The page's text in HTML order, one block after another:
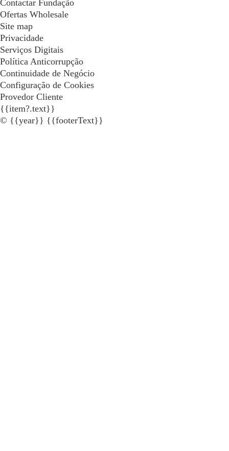
Contactar Fundação
Ofertas Wholesale
Site map
Privacidade
Serviços Digitais
Política Anticorrupção
Continuidade de Negócio
Configuração de Cookies
Provedor Cliente
{{item?.text}}
© {{year}} {{footerText}}